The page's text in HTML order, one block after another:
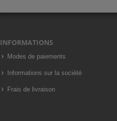
INFORMATIONS
Modes de paiements
Informations sur la société
Frais de livraison